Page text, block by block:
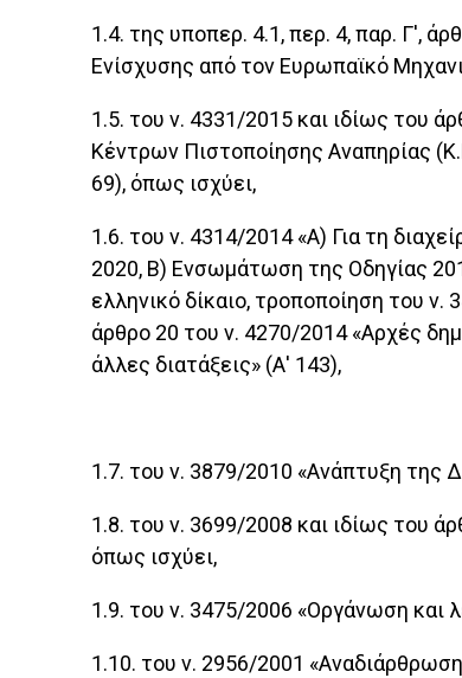
1.4. της υποπερ. 4.1, περ. 4, παρ. Γ',
Ενίσχυσης από τον Ευρωπαϊκό
1.5. του ν. 4331/2015 και ιδίως του
Κέντρων Πιστοποίησης Αναπηρίας
69), όπως ισχύει,
1.6. του ν. 4314/2014 «Α) Για τη
2020, Β) Ενσωμάτωση της Οδηγίας
ελληνικό δίκαιο, τροποποίηση του
άρθρο 20 του ν. 4270/2014 «Αρχές
άλλες διατάξεις» (Α' 143),
1.7. του ν. 3879/2010 «Ανάπτυξη της
1.8. του ν. 3699/2008 και ιδίως του
όπως ισχύει,
1.9. του ν. 3475/2006 «Οργάνωση και
1.10. του ν. 2956/2001